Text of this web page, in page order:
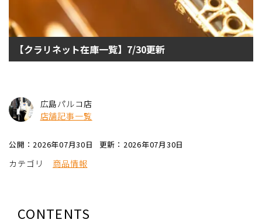
【クラリネット在庫一覧】7/30更新
広島パルコ店
店舗記事一覧
公開：2026年07月30日 更新：2026年07月30日
カテゴリ 商品情報
CONTENTS